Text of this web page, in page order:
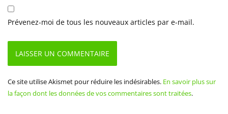
Prévenez-moi de tous les nouveaux articles par e-mail.
Ce site utilise Akismet pour réduire les indésirables. En savoir plus sur
la façon dont les données de vos commentaires sont traitées.